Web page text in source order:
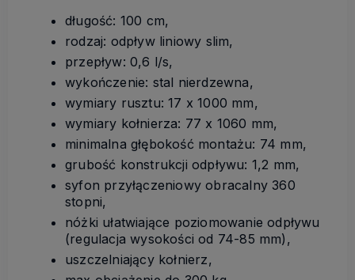
długość: 100 cm,
rodzaj: odpływ liniowy slim,
przepływ: 0,6 l/s,
wykończenie: stal nierdzewna,
wymiary rusztu: 17 x 1000 mm,
wymiary kołnierza: 77 x 1060 mm,
minimalna głębokość montażu: 74 mm,
grubość konstrukcji odpływu: 1,2 mm,
syfon przyłączeniowy obracalny 360
stopni,
nóżki ułatwiające poziomowanie odpływu
(regulacja wysokości od 74-85 mm),
uszczelniający kołnierz,